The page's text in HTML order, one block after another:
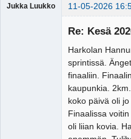
Jukka Luukko 11-05-2026
Re: Kesä
Harkolan
sprintissä.
finaaliin.
kaupunkia.
koko päivä oli
Finaalissa
oli liian kovia.